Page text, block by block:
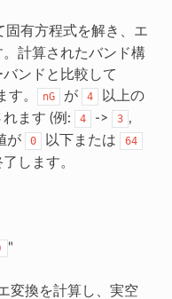
固有方程式を解き、エ
計算されたバンド構
ンドと比較して
す。 nG が 4
以上の
ます (例:
4 -> 3 ,
が 0 以下または 64
します。
"
変換を計算し、実空